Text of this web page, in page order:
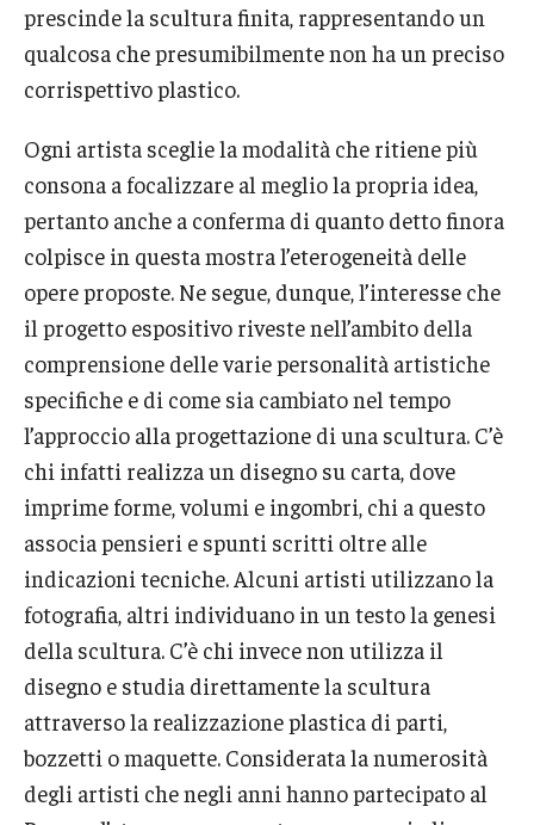
prescinde la scultura finita, rappresentando un
qualcosa che presumibilmente non ha un preciso
corrispettivo plastico.
Ogni artista sceglie la modalità che ritiene più
consona a focalizzare al meglio la propria idea,
pertanto anche a conferma di quanto detto finora
colpisce in questa mostra l’eterogeneità delle
opere proposte. Ne segue, dunque, l’interesse che
il progetto espositivo riveste nell’ambito della
comprensione delle varie personalità artistiche
specifiche e di come sia cambiato nel tempo
l’approccio alla progettazione di una scultura. C’è
chi infatti realizza un disegno su carta, dove
imprime forme, volumi e ingombri, chi a questo
associa pensieri e spunti scritti oltre alle
indicazioni tecniche. Alcuni artisti utilizzano la
fotografia, altri individuano in un testo la genesi
della scultura. C’è chi invece non utilizza il
disegno e studia direttamente la scultura
attraverso la realizzazione plastica di parti,
bozzetti o maquette. Considerata la numerosità
degli artisti che negli anni hanno partecipato al